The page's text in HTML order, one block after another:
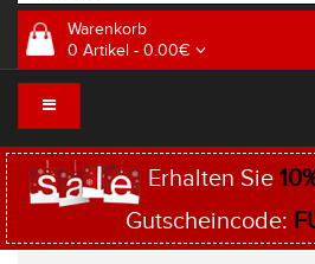
Warenkorb
0 Artikel - 0.00€
Erhalten Sie
Gutscheincode: